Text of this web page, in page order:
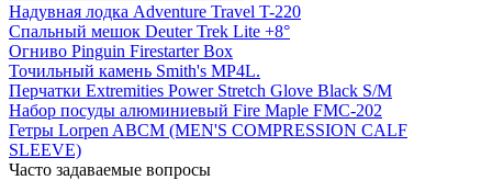
Надувная лодка Adventure Travel T-220
Спальный мешок Deuter Trek Lite +8°
Огниво Pinguin Firestarter Box
Точильный камень Smith's MP4L.
Перчатки Extremities Power Stretch Glove Black S/M
Набор посуды алюминиевый Fire Maple FMC-202
Гетры Lorpen ABCM (MEN'S COMPRESSION CALF
SLEEVE)
Часто задаваемые вопросы